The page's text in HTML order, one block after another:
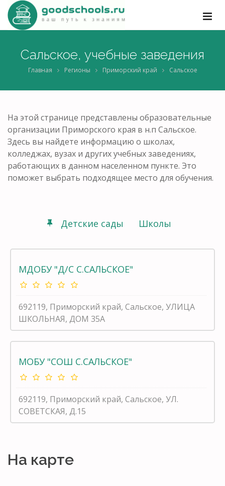
Сальское, учебные заведения
Главная Регионы Приморский край Сальское
На этой странице представлены образовательные
организации Приморского края в н.п Сальское.
Здесь вы найдете информацию о школах,
колледжах, вузах и других учебных заведениях,
работающих в данном населенном пункте. Это
поможет выбрать подходящее место для обучения.
Детские сады Школы
МДОБУ "Д/С С.САЛЬСКОЕ"
692119, Приморский край, Сальское, УЛИЦА
ШКОЛЬНАЯ, ДОМ 35А
МОБУ "СОШ С.САЛЬСКОЕ"
692119, Приморский край, Сальское, УЛ.
СОВЕТСКАЯ, Д.15
На карте